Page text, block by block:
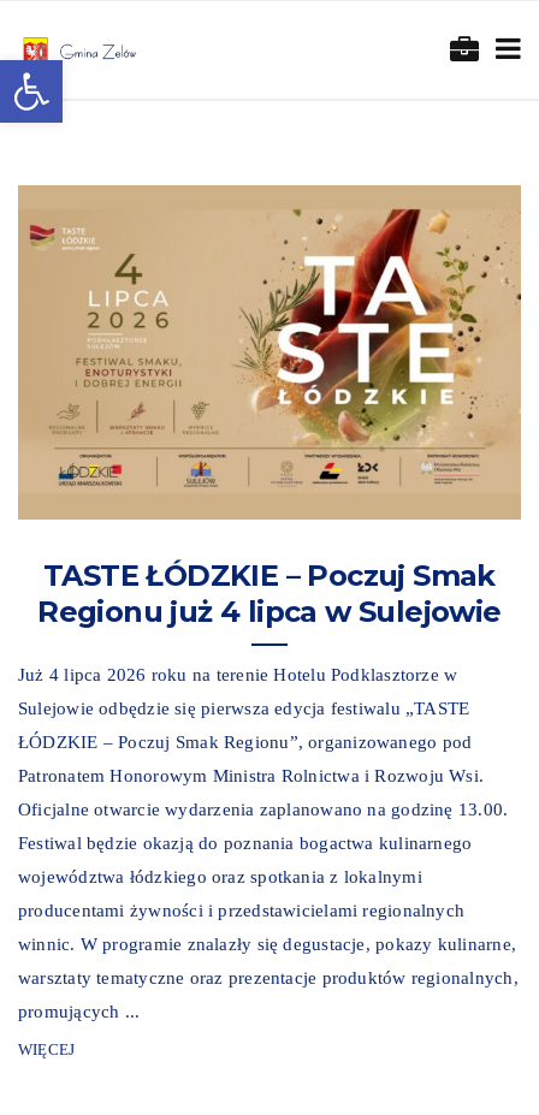
Otwórz pasek narzędzi
TASTE ŁÓDZKIE – Poczuj Smak
Regionu już 4 lipca w Sulejowie
Już 4 lipca 2026 roku na terenie Hotelu Podklasztorze w
Sulejowie odbędzie się pierwsza edycja festiwalu „TASTE
ŁÓDZKIE – Poczuj Smak Regionu”, organizowanego pod
Patronatem Honorowym Ministra Rolnictwa i Rozwoju Wsi.
Oficjalne otwarcie wydarzenia zaplanowano na godzinę 13.00.
Festiwal będzie okazją do poznania bogactwa kulinarnego
województwa łódzkiego oraz spotkania z lokalnymi
producentami żywności i przedstawicielami regionalnych
winnic. W programie znalazły się degustacje, pokazy kulinarne,
warsztaty tematyczne oraz prezentacje produktów regionalnych,
promujących ...
WIĘCEJ